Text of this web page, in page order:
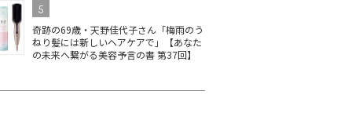
5
奇跡の69歳・天野佳代子さん「梅雨のう
ねり髪には新しいヘアケアで」【あなた
の未来へ繋がる美容予言の書 第37回】